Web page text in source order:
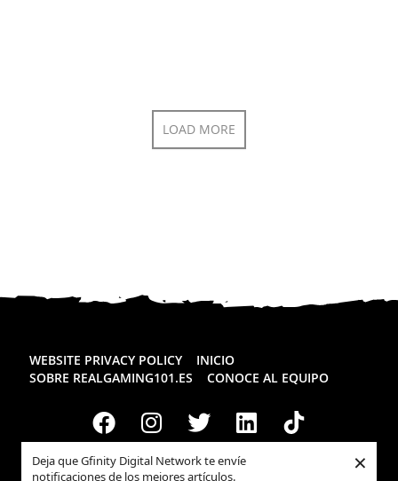
Deja que Gfinity Digital Network te envíe
notificaciones de los mejores artículos.
×
LOAD MORE
WEBSITE PRIVACY POLICY
INICIO
SOBRE REALGAMING101.ES
CONOCE AL EQUIPO
Todos los derechos reservadosRealgaming.es